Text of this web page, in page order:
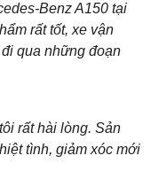
Benz A150 tại
rất tốt, xe vận
qua những đoạn
rất hài lòng. Sản
tình, giảm xóc mới